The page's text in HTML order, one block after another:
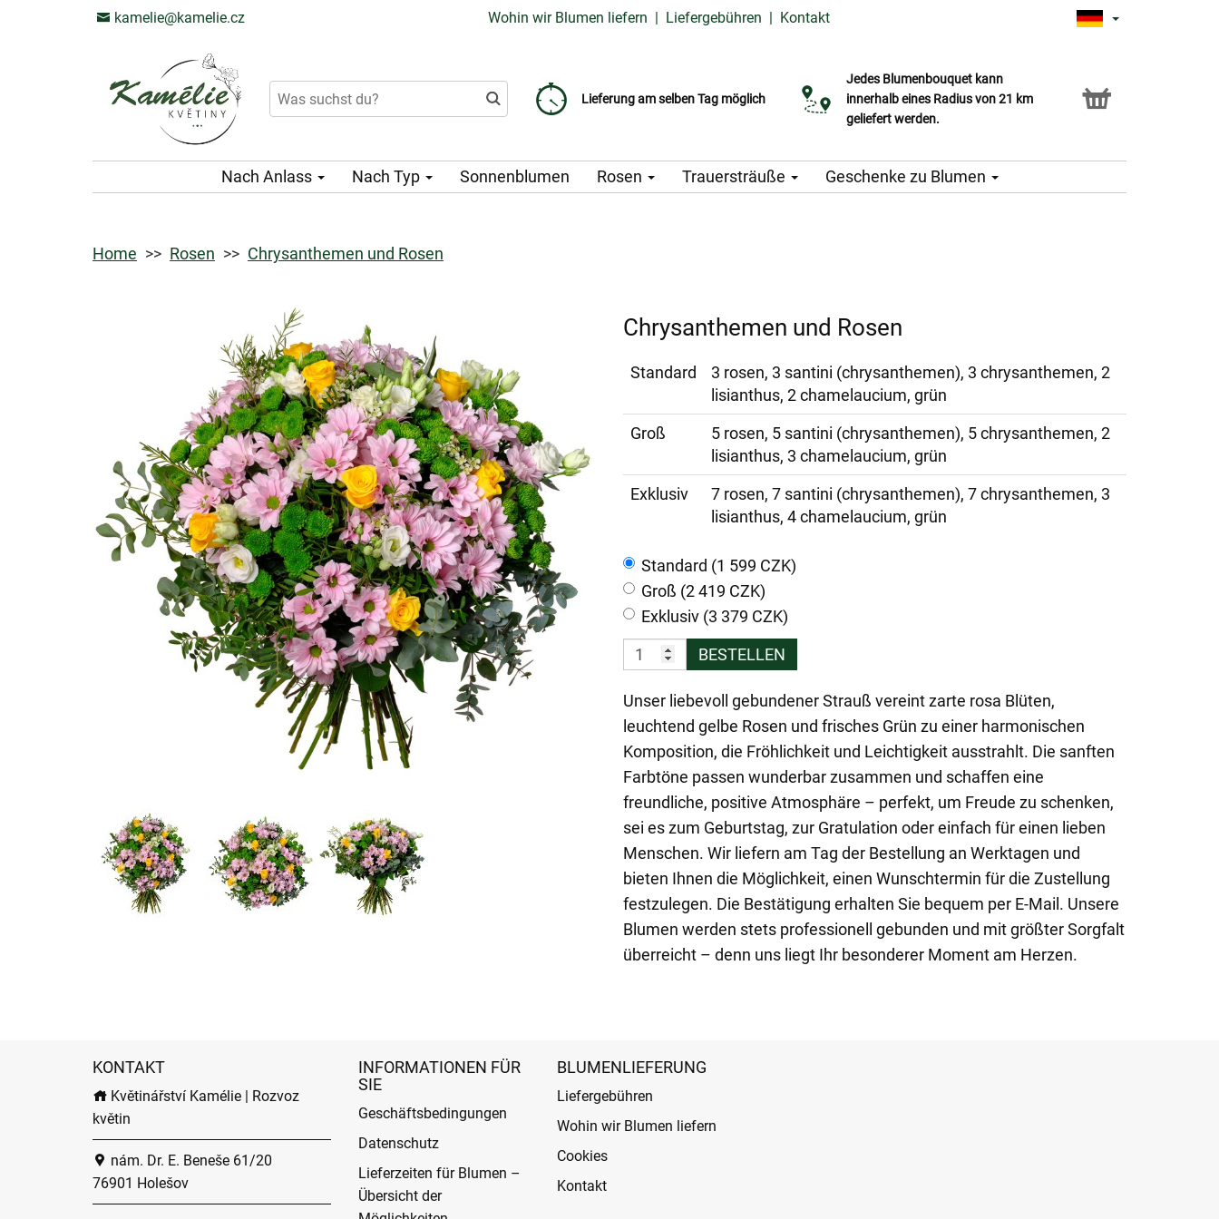
kamelie@kamelie.cz Wohin wir Blumen liefern | Liefergebühren | Kontakt
Lieferung am selben Tag möglich
Liefergebühr ab 99 CZK
Wählen Sie Ihr Lieferdatum
Jedes Blumenbouquet kann
innerhalb eines Radius von 21 km
geliefert werden.
Click & Collect Service
Nach Anlass Nach Typ Sonnenblumen Rosen Trauersträuße Geschenke zu Blumen
Home Rosen Chrysanthemen und Rosen
Chrysanthemen und Rosen
Standard
3 rosen, 3 santini (chrysanthemen), 3 chrysanthemen, 2
lisianthus, 2 chamelaucium, grün
Groß
5 rosen, 5 santini (chrysanthemen), 5 chrysanthemen, 2
lisianthus, 3 chamelaucium, grün
Exklusiv
7 rosen, 7 santini (chrysanthemen), 7 chrysanthemen, 3
lisianthus, 4 chamelaucium, grün
Standard (1 599 CZK)
Groß (2 419 CZK)
Exklusiv (3 379 CZK)
BESTELLEN
Unser liebevoll gebundener Strauß vereint zarte rosa Blüten,
leuchtend gelbe Rosen und frisches Grün zu einer harmonischen
Komposition, die Fröhlichkeit und Leichtigkeit ausstrahlt. Die sanften
Farbtöne passen wunderbar zusammen und schaffen eine
freundliche, positive Atmosphäre – perfekt, um Freude zu schenken,
sei es zum Geburtstag, zur Gratulation oder einfach für einen lieben
Menschen. Wir liefern am Tag der Bestellung an Werktagen und
bieten Ihnen die Möglichkeit, einen Wunschtermin für die Zustellung
festzulegen. Die Bestätigung erhalten Sie bequem per E-Mail. Unsere
Blumen werden stets professionell gebunden und mit größter Sorgfalt
überreicht – denn uns liegt Ihr besonderer Moment am Herzen.
KONTAKT
Květinářství Kamélie | Rozvoz
květin
nám. Dr. E. Beneše 61/20
76901 Holešov
INFORMATIONEN FÜR
SIE
Geschäftsbedingungen
Datenschutz
Lieferzeiten für Blumen –
Übersicht der
BLUMENLIEFERUNG
Liefergebühren
Wohin wir Blumen liefern
Cookies
Kontakt